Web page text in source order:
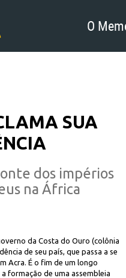
O
SUA
dos impérios
na África
da Costa do Ouro (colônia
de seu país, que passa a se
Acra. É o fim de um longo
formação de uma assembleia